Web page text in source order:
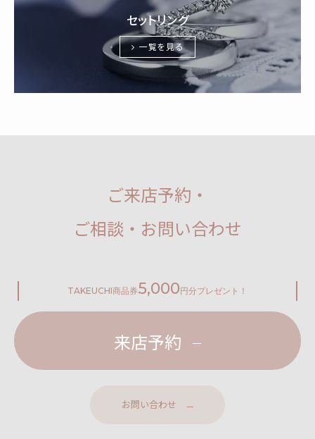
セットリング
一覧を見る
ご来店予約・
ご相談・お問い合わせ
TAKEUCHI商品券5,000 円分プレゼント！
来店予約
お問い合わせ